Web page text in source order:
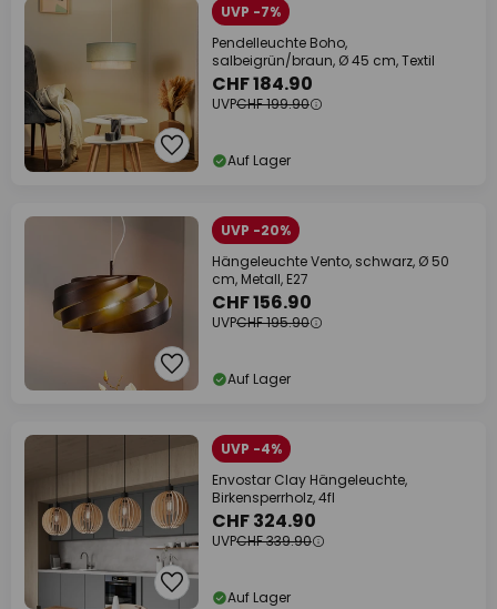
UVP -7%
Pendelleuchte Boho,
salbeigrün/braun, Ø 45 cm, Textil
CHF 184.90
UVPCHF 199.90
Auf Lager
UVP -20%
Hängeleuchte Vento, schwarz, Ø 50
cm, Metall, E27
CHF 156.90
UVPCHF 195.90
Auf Lager
UVP -4%
Envostar Clay Hängeleuchte,
Birkensperrholz, 4fl
CHF 324.90
UVPCHF 339.90
Auf Lager